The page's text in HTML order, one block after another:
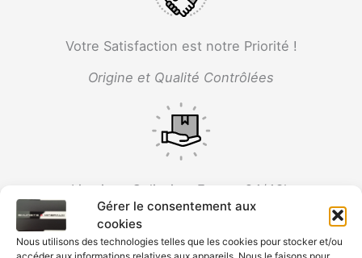
Gérer le consentement aux
cookies
Nous utilisons des technologies telles que les cookies pour stocker et/ou
Votre Satisfaction est notre Priorité !
Origine et Qualité Contrôlées
Livraison Colissimo France 24/48h
Offerte dès 59 € d'Achats